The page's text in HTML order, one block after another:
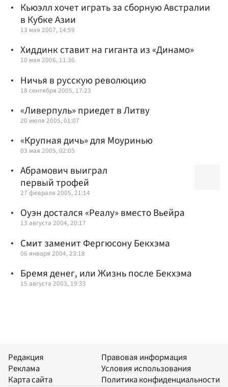
Кьюэлл хочет играть за сборную Австралии
в Кубке Азии
13 мая 2007, 14:59
Хиддинк ставит на гиганта из «Динамо»
10 мая 2006, 11:36
Ничья в русскую революцию
18 сентября 2005, 17:23
«Ливерпуль» приедет в Литву
20 июля 2005, 01:07
«Крупная дичь» для Моуринью
03 мая 2005, 02:05
Абрамович выиграл
первый трофей
27 февраля 2005, 21:14
Оуэн достался «Реалу» вместо Вьейра
13 августа 2004, 20:17
Смит заменит Фергюсону Бекхэма
06 января 2004, 23:18
Бремя денег, или Жизнь после Бекхэма
15 августа 2003, 19:33
Редакция
Реклама
Карта сайта
Правовая информация
Условия использования
Политика конфиденциальности